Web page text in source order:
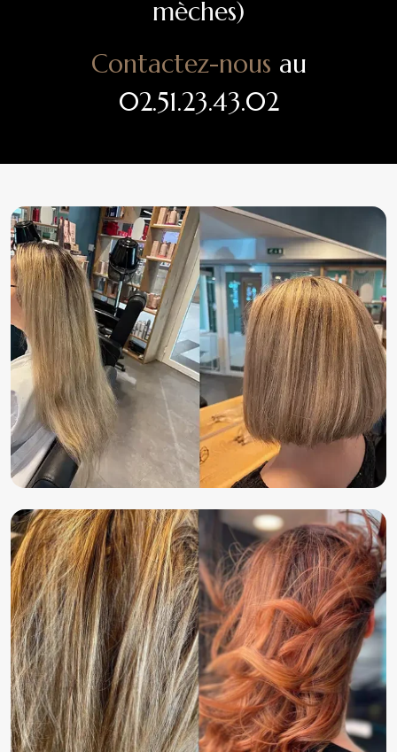
mèches)
Contactez-nous au
02.51.23.43.02